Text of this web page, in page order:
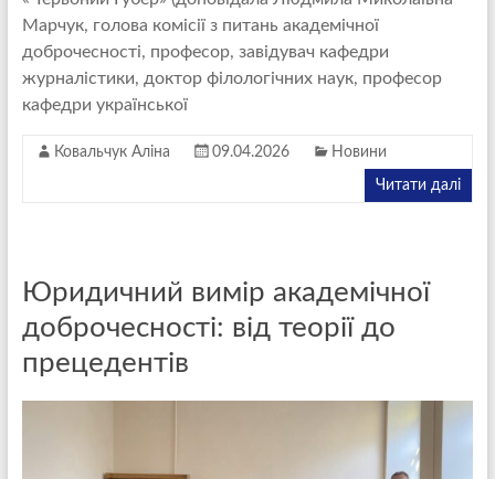
Марчук, голова комісії з питань академічної
доброчесності, професор, завідувач кафедри
журналістики, доктор філологічних наук, професор
кафедри української
Ковальчук Аліна 09.04.2026 Новини
Читати далі
Юридичний вимір академічної
доброчесності: від теорії до
прецедентів